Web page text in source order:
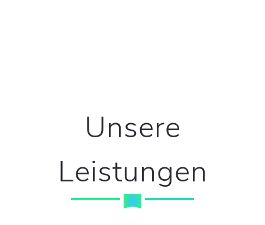
Unsere
Leistungen